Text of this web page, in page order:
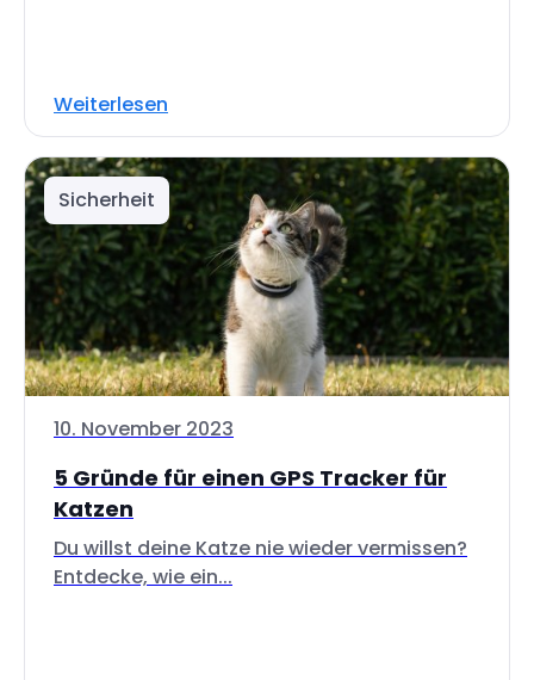
Weiterlesen
Sicherheit
10. November 2023
5 Gründe für einen GPS Tracker für
Katzen
Du willst deine Katze nie wieder vermissen?
Entdecke, wie ein...